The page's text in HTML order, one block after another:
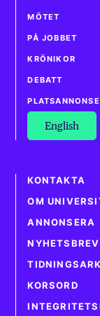
MÖTET
PÅ JOBBET
KRÖNIKOR
DEBATT
English
KONTAKTA
OM
ANNONSERA
NYHETSBREV
KORSORD